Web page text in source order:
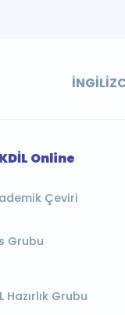
Online
Çeviri
Grubu
Hazırlık Grubu